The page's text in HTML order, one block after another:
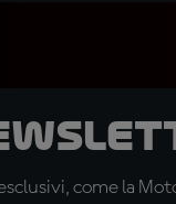
come la